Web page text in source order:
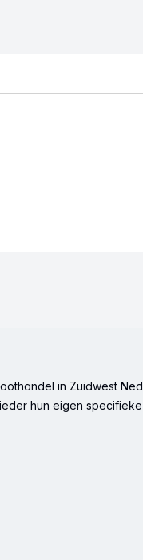
in Zuidwest
hun eigen